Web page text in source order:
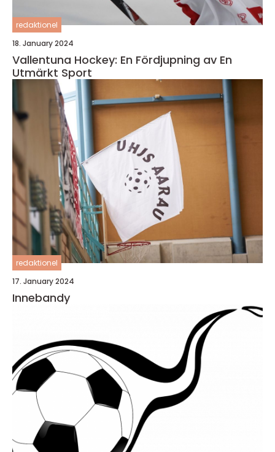
redaktionel
18. January 2024
Vallentuna Hockey: En Fördjupning av En
Utmärkt Sport
redaktionel
17. January 2024
Innebandy